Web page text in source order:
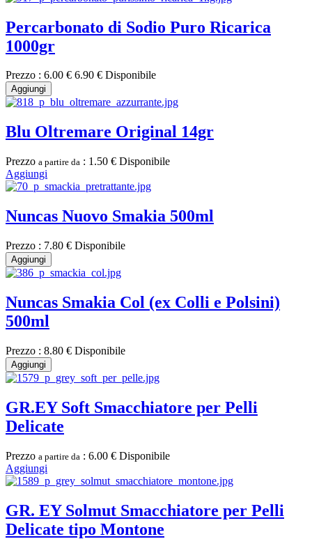
Percarbonato di Sodio Puro Ricarica
1000gr
Prezzo : 6.00 € 6.90 € Disponibile
Aggiungi
Blu Oltremare Original 14gr
Prezzo a partire da : 1.50 € Disponibile
Aggiungi
Nuncas Nuovo Smakia 500ml
Prezzo : 7.80 € Disponibile
Aggiungi
Nuncas Smakia Col (ex Colli e Polsini)
500ml
Prezzo : 8.80 € Disponibile
Aggiungi
GR.EY Soft Smacchiatore per Pelli
Delicate
Prezzo a partire da : 6.00 € Disponibile
Aggiungi
GR. EY Solmut Smacchiatore per Pelli
Delicate tipo Montone